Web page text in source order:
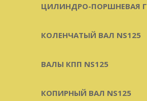
ЦИЛИНДРО-ПОРШНЕВАЯ
КОЛЕНЧАТЫЙ ВАЛ NS125
ВАЛЫ КПП NS125
КОПИРНЫЙ ВАЛ NS125